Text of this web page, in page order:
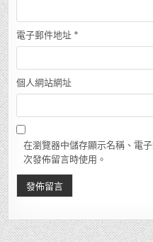
電子郵件地址 *
個人網站網址
在瀏覽器中儲存顯示名稱、電
次發佈留言時使用。